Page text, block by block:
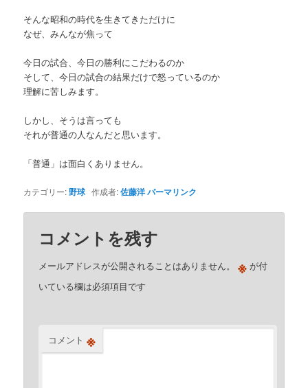
そんな昭和の時代を生きてきただけに
なぜ、みんなが焦って
今日の試合、今日の勝利にこだわるのか
そして、今日の試合の結果だけで怒っているのか
理解に苦しみます。
しかし、そうは言っても
それが普通の人なんだと思います。
「普通」は面白くありません。
カテゴリー:野球 作成者:佐藤洋パーマリンク
コメントを残す
メールアドレスが公開されることはありません。 ※ が付
いている欄は必須項目です
コメント ※